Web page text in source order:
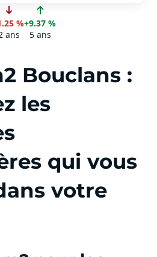
%
ans
+9.37 %
5 ans
Bouclans :
les
qui vous
votre